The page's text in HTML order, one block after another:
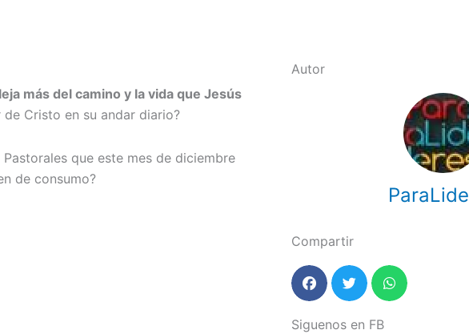
más del camino y la vida que Jesús
Cristo en su andar diario?
que este mes de diciembre
de consumo?
Autor
Compartir
Siguenos en FB